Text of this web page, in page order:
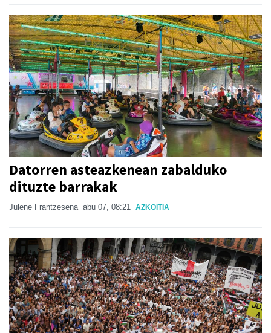
Datorren asteazkenean zabalduko
dituzte barrakak
Julene Frantzesena abu 07, 08:21 AZKOITIA